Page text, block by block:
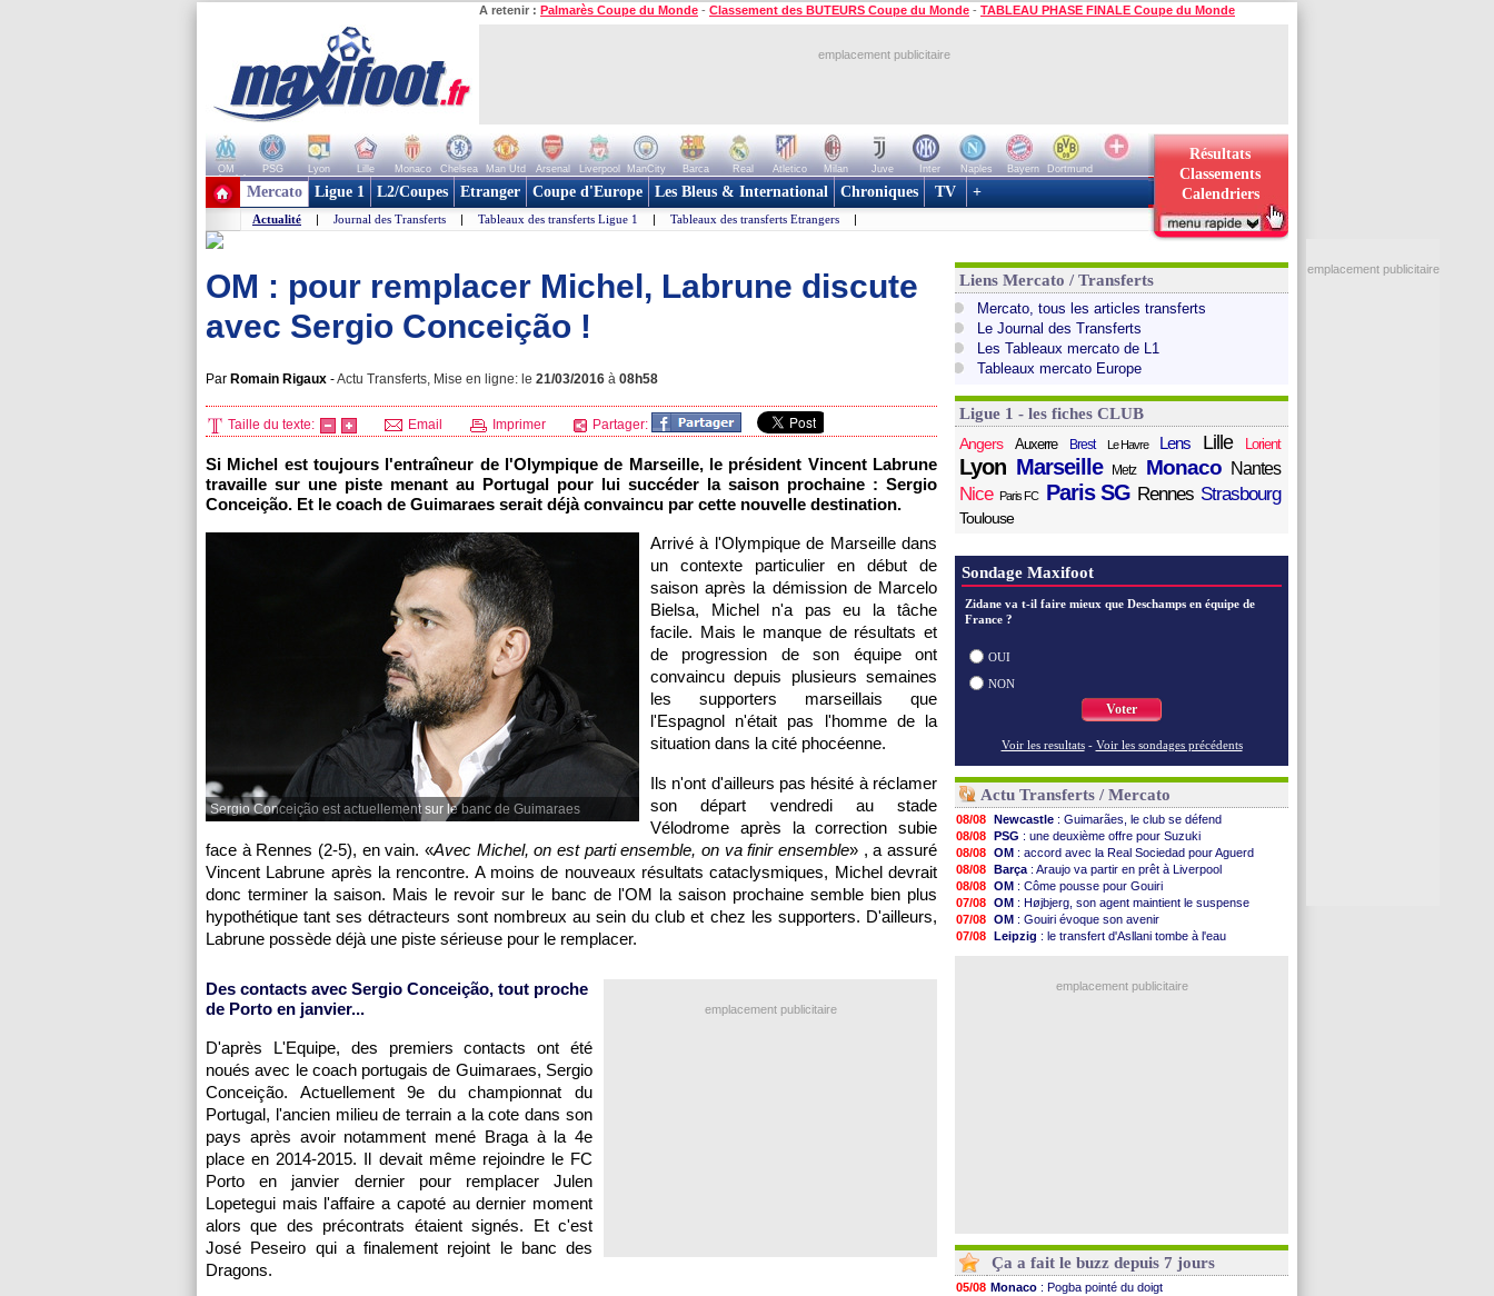
A retenir : Palmarès Coupe du Monde - Classement des BUTEURS Coupe du Monde - TABLEAU PHASE FINALE Coupe du Monde
emplacement publicitaire
OM PSG Lyon Lille Monaco Chelsea Man Utd Arsenal Liverpool ManCity Barca Real Atletico Milan Juve Inter Naples Bayern
Dortmund
+ de clubs
Résultats
Classements
Calendriers
Mercato Ligue 1 L2/Coupes Etranger Coupe d'Europe Les Bleus & International Chroniques TV +
Actualité | Journal des Transferts | Tableaux des transferts Ligue 1 | Tableaux des transferts Etrangers |
OM : pour remplacer Michel, Labrune discute
avec Sergio Conceição !
Par Romain Rigaux -Actu Transferts, Mise en ligne: le 21/03/2016 à 08h58
Taille du texte: Email Imprimer Partager:
Si Michel est toujours l'entraîneur de l'Olympique de Marseille, le président Vincent Labrune
travaille sur une piste menant au Portugal pour lui succéder la saison prochaine : Sergio
Conceição. Et le coach de Guimaraes serait déjà convaincu par cette nouvelle destination.
Sergio Conceição est actuellement sur le banc de Guimaraes
Arrivé à l'Olympique de Marseille dans
un contexte particulier en début de
saison après la démission de Marcelo
Bielsa, Michel n'a pas eu la tâche
facile. Mais le manque de résultats et
de progression de son équipe ont
convaincu depuis plusieurs semaines
les supporters marseillais que
l'Espagnol n'était pas l'homme de la
situation dans la cité phocéenne.
Ils n'ont d'ailleurs pas hésité à réclamer
son départ vendredi au stade
Vélodrome après la correction subie
face à Rennes (2-5), en vain. «Avec Michel, on est parti ensemble, on va finir ensemble» , a assuré
Vincent Labrune après la rencontre. A moins de nouveaux résultats cataclysmiques, Michel devrait
donc terminer la saison. Mais le revoir sur le banc de l'OM la saison prochaine semble bien plus
hypothétique tant ses détracteurs sont nombreux au sein du club et chez les supporters. D'ailleurs,
Labrune possède déjà une piste sérieuse pour le remplacer.
emplacement publicitaire
Des contacts avec Sergio Conceição, tout proche
de Porto en janvier...
D'après L'Equipe, des premiers contacts ont été
noués avec le coach portugais de Guimaraes, Sergio
Conceição. Actuellement 9e du championnat du
Portugal, l'ancien milieu de terrain a la cote dans son
pays après avoir notamment mené Braga à la 4e
place en 2014-2015. Il devait même rejoindre le FC
Porto en janvier dernier pour remplacer Julen
Lopetegui mais l'affaire a capoté au dernier moment
alors que des précontrats étaient signés. Et c'est
José Peseiro qui a finalement rejoint le banc des
Dragons.
Liens Mercato / Transferts
Mercato, tous les articles transferts
Le Journal des Transferts
Les Tableaux mercato de L1
Tableaux mercato Europe
Ligue 1 - les fiches CLUB
Angers
Auxerre Brest Le Havre Lens Lille Lorient
Lyon Marseille Metz Monaco Nantes
Nice Paris FC Paris SG Rennes Strasbourg
Toulouse
Sondage Maxifoot
Zidane va t-il faire mieux que Deschamps en équipe de
France ?
OUI
NON
Voter
Voir les resultats - Voir les sondages précédents
Actu Transferts / Mercato
08/08 Newcastle : Guimarães, le club se défend
08/08 PSG : une deuxième offre pour Suzuki
08/08 OM : accord avec la Real Sociedad pour Aguerd
08/08 Barça : Araujo va partir en prêt à Liverpool
08/08 OM : Côme pousse pour Gouiri
07/08 OM : Højbjerg, son agent maintient le suspense
07/08 OM : Gouiri évoque son avenir
07/08 Leipzig : le transfert d'Asllani tombe à l'eau
: un nouveau prétendant pour Højbjerg
emplacement publicitaire
Ça a fait le buzz depuis 7 jours
05/08 Monaco : Pogba pointé du doigt
emplacement publicitaire